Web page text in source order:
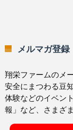
メルマガ登録
翔栄ファームのメ
安全にまつわる豆
体験などのイベン
報」など、さまざ